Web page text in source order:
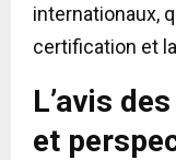
internationaux,
certification et
L’avis
et